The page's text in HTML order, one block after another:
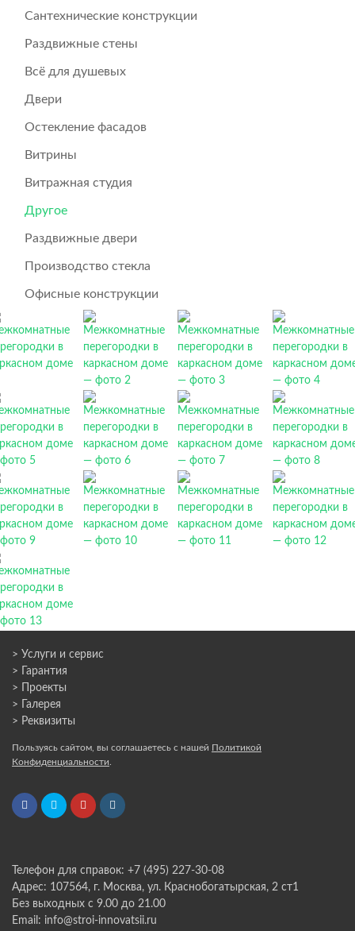
Сантехнические конструкции
Раздвижные стены
Всё для душевых
Двери
Остекление фасадов
Витрины
Витражная студия
Другое
Раздвижные двери
Производство стекла
Офисные конструкции
> Услуги и сервис
> Гарантия
> Проекты
> Галерея
> Реквизиты
Пользуясь сайтом, вы соглашаетесь с нашей Политикой
Конфиденциальности
Телефон для справок: +7 (495) 227-30-08
Адрес: 107564, г. Москва, ул. Краснобогатырская, 2 ст1
Без выходных с 9.00 до 21.00
Email: info@stroi-innovatsii.ru